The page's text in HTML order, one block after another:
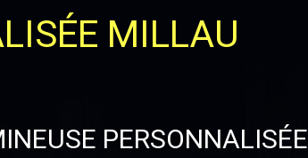
MILLAU
PERSONNALISÉE